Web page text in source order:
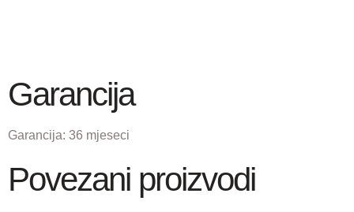
Garancija
Garancija: 36 mjeseci
Povezani proizvodi